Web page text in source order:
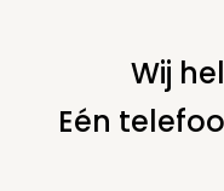
U bent hier: home
betaling
Wij
Eén